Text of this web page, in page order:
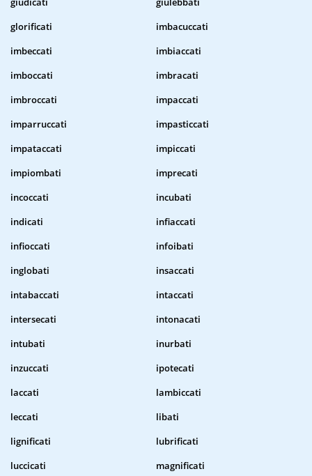
glorificati
imbacuccati
imbeccati
imbiaccati
imboccati
imbracati
imbroccati
impaccati
imparruccati
impasticcati
impataccati
impiccati
impiombati
imprecati
incoccati
incubati
indicati
infiaccati
infioccati
infoibati
inglobati
insaccati
intabaccati
intaccati
intersecati
intonacati
intubati
inurbati
inzuccati
ipotecati
laccati
lambiccati
leccati
libati
lignificati
lubrificati
luccicati
magnificati